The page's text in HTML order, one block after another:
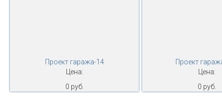
Проект гаража-14
Цена:
0 руб.
Проект
Цена:
0 руб.